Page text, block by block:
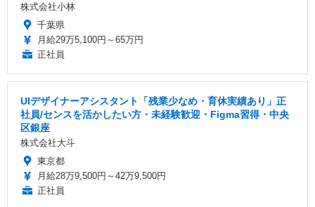
株式会社小林
千葉県
月給29万5,100円～65万円
正社員
UIデザイナーアシスタント「残業少なめ・育休実績あり」正
社員/センスを活かしたい方・未経験歓迎・Figma習得・中央
区銀座
株式会社大斗
東京都
月給28万9,500円～42万9,500円
正社員